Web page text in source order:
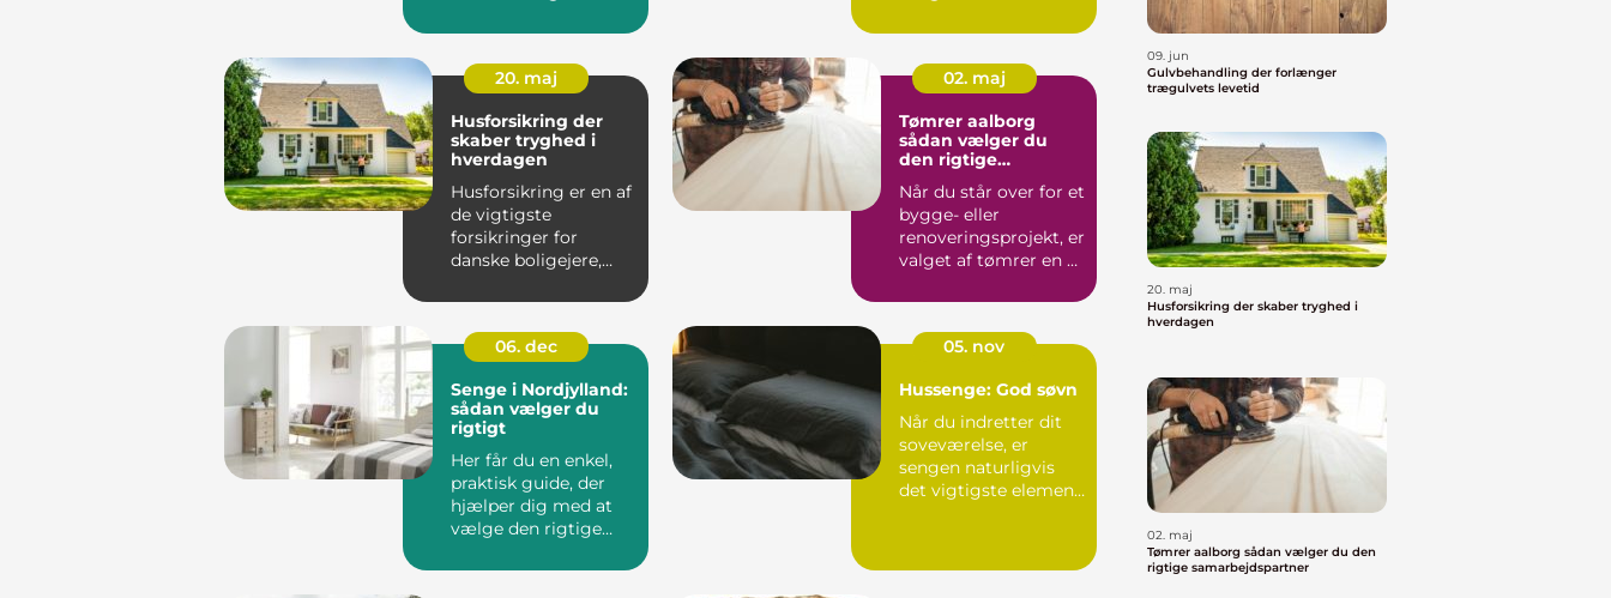
20. maj
Husforsikring der
skaber tryghed i
hverdagen
Husforsikring er en af
de vigtigste
forsikringer for
danske boligejere,
selve by...
02. maj
Tømrer aalborg
sådan vælger du
den rigtige
Når du står over for et
bygge- eller
renoveringsprojekt, er
valget af tømrer en af
06. dec
Senge i Nordjylland:
sådan vælger du
rigtigt
Her får du en enkel,
praktisk guide, der
hjælper dig med at
vælge den rigtige
05. nov
Hussenge: God søvn
Når du indretter dit
soveværelse, er
sengen naturligvis
det vigtigste element.
09. jun
Gulvbehandling der forlænger
trægulvets levetid
20. maj
Husforsikring der skaber tryghed i
hverdagen
02. maj
Tømrer aalborg sådan vælger du den
rigtige samarbejdspartner